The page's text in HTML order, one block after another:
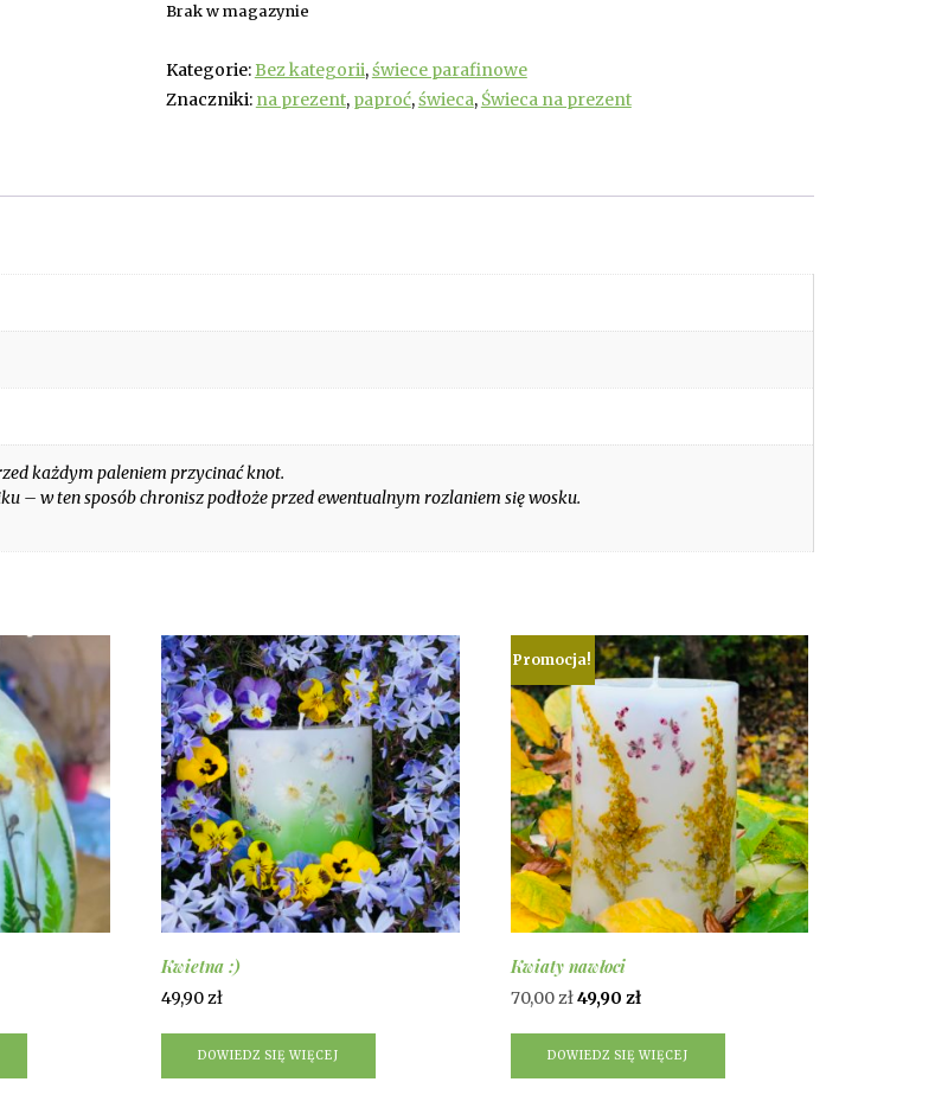
Brak w magazynie
Kategorie:Bez kategorii,świece parafinowe
Znaczniki: na prezent, paproć,świeca, Świeca na prezent
każdym paleniem przycinać knot.
– w ten sposób chronisz podłoże przed ewentualnym rozlaniem się wosku.
Kwietna :)
49,90zł
DOWIEDZ SIĘ WIĘCEJ
Promocja!
Kwiaty nawłoci
70,00złPierwotna
wynosiła:
70,00 zł.
49,90złAktualna
wynosi:
49,90 zł.
DOWIEDZ SIĘ WIĘCEJ